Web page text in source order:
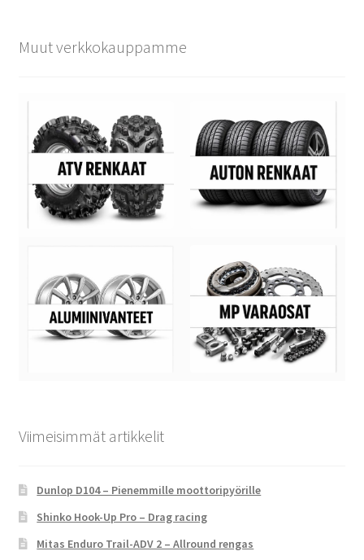
Muut verkkokauppamme
Viimeisimmät artikkelit
Dunlop D104 – Pienemmille moottoripyörille
Shinko Hook-Up Pro – Drag racing
Mitas Enduro Trail-ADV 2 – Allround rengas